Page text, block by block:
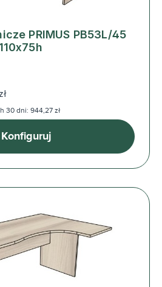
PRIMUS PB53L/45
30 dni: 944,27 zł
Konfiguruj